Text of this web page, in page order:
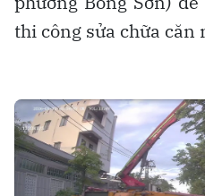
thi công sửa chữa căn